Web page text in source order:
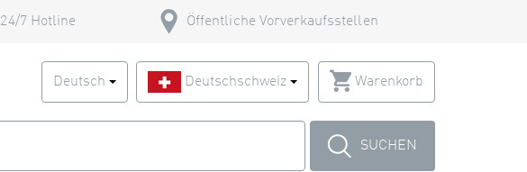
24/7 Hotline Öffentliche Vorverkaufsstellen
Deutsch Deutschschweiz Warenkorb
SUCHEN